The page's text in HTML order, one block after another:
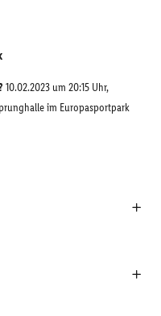
10.02.2023 um 20:15 Uhr,
im Europasportpark